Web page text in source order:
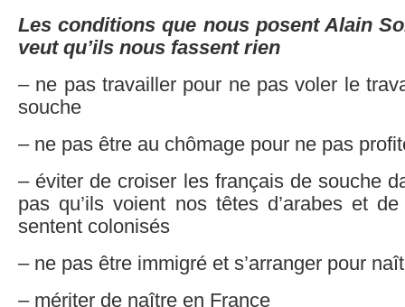
Les conditions que nous posent Alain
veut qu’ils nous fassent rien
– ne pas travailler pour ne pas voler le
souche
– ne pas être au chômage pour ne pas
– éviter de croiser les français de souche
pas qu’ils voient nos têtes d’arabes et
sentent colonisés
– ne pas être immigré et s’arranger pour
– mériter de naître en France